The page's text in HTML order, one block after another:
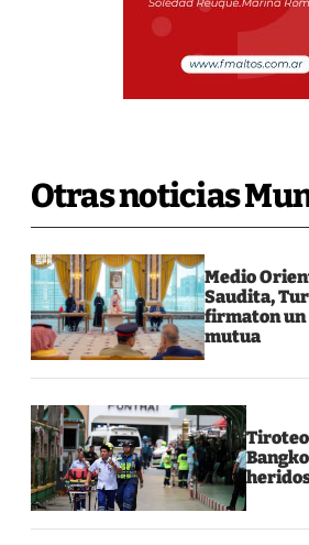
Otras noticias
Medio
Saudita,
firmaton un
mutua
Tiroteo